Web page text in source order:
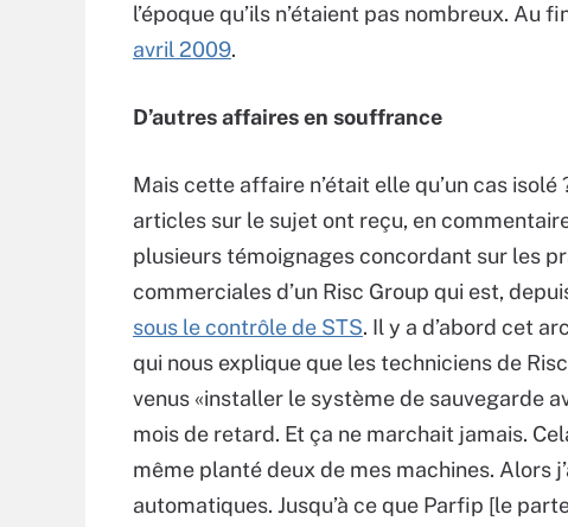
l’époque qu’ils n’étaient pas nombreux. Au
avril 2009.
D’autres affaires en souffrance
Mais cette affaire n’était elle qu’un cas isolé
articles sur le sujet ont reçu, en
plusieurs témoignages concordant sur les
commerciales d’un Risc Group qui est,
sous le contrôle de STS. Il y a d’abord cet
qui nous explique que les techniciens de
venus «installer le système de sauvegarde
mois de retard. Et ça ne marchait jamais.
même planté deux de mes machines. Alors
automatiques. Jusqu’à ce que Parfip [le